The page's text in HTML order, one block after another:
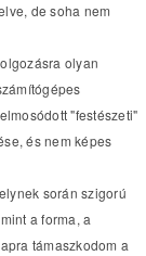
de soha nem
olyan
"festészeti"
és nem képes
során szigorú
a forma, a
támaszkodom a